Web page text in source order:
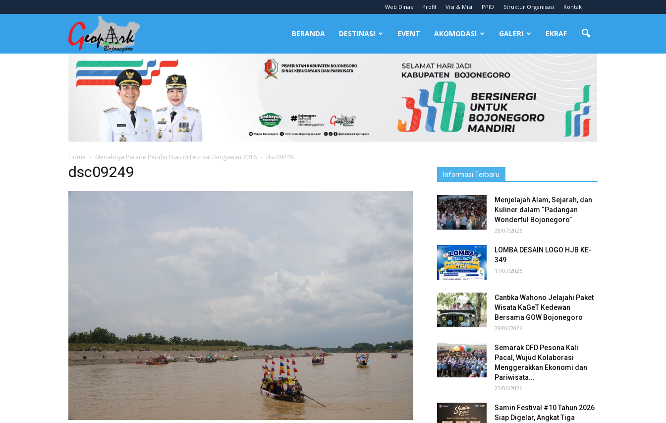
Web Dinas Profil Visi & Misi PPID Struktur Organisasi Kontak
Bojonegoro
BERANDA DESTINASI EVENT AKOMODASI GALERI EKRAF
Home Meriahnya Parade Perahu Hias di Festival Bengawan 2016 dsc09249
dsc09249 Informasi Terbaru
Menjelajah Alam, Sejarah, dan
Kuliner dalam “Padangan
Wonderful Bojonegoro”
28/07/2026
LOMBA DESAIN LOGO HJB KE-
349
17/07/2026
Cantika Wahono Jelajahi Paket
Wisata KaGeT Kedewan
Bersama GOW Bojonegoro
28/06/2026
Semarak CFD Pesona Kali
Pacal, Wujud Kolaborasi
Menggerakkan Ekonomi dan
Pariwisata...
22/06/2026
Samin Festival #10 Tahun 2026
Siap Digelar, Angkat Tiga